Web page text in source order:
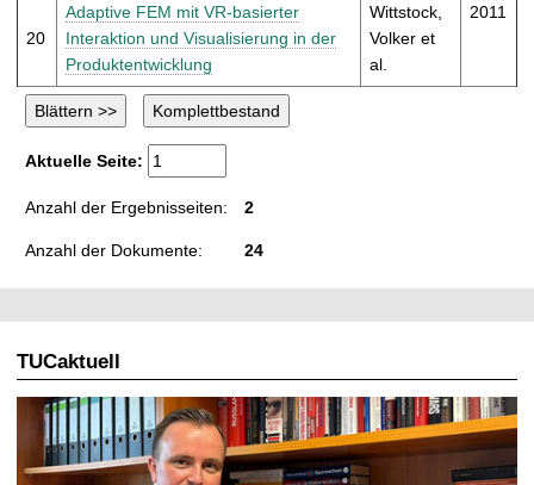
20
Adaptive FEM mit VR-basierter
Interaktion und Visualisierung in der
Produktentwicklung
Wittstock,
Volker et
al.
2011
Aktuelle Seite:
Anzahl der Ergebnisseiten: 2
Anzahl der Dokumente: 24
TUCaktuell